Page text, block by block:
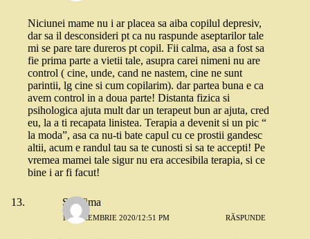
Niciunei mame nu i ar placea sa aiba copilul depresiv,
dar sa il desconsideri pt ca nu raspunde aseptarilor tale
mi se pare tare dureros pt copil. Fii calma, asa a fost sa
fie prima parte a vietii tale, asupra carei nimeni nu are
control ( cine, unde, cand ne nastem, cine ne sunt
parintii, lg cine si cum copilarim). dar partea buna e ca
avem control in a doua parte! Distanta fizica si
psihologica ajuta mult dar un terapeut bun ar ajuta, cred
eu, la a ti recapata linistea. Terapia a devenit si un pic “
la moda”, asa ca nu-ti bate capul cu ce prostii gandesc
altii, acum e randul tau sa te cunosti si sa te accepti! Pe
vremea mamei tale sigur nu era accesibila terapia, si ce
bine i ar fi facut!
Serafima
10 DECEMBRIE 2020/12:51 PM RĂSPUNDE